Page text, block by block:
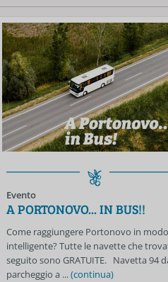
Evento
A PORTONOVO... IN BUS!!
Come raggiungere Portonovo in modo
intelligente? Tutte le navette che
seguito sono GRATUITE. Navetta 94
parcheggio a ...(continua)